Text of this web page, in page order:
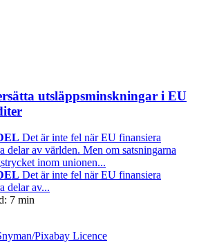
utsläppsminskningar i EU
Det är inte fel när EU finansiera
delar av världen. Men om satsningarna
inom unionen...
Det är inte fel när EU finansiera
delar av...
7 min
Pixabay Licence